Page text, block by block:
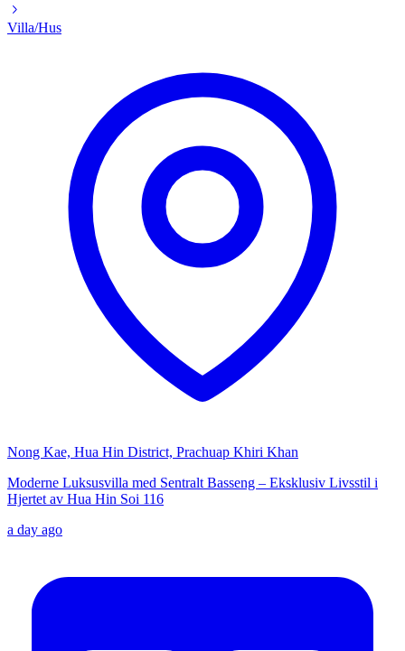
Villa/Hus
Nong Kae, Hua Hin District, Prachuap Khiri Khan
Moderne Luksusvilla med Sentralt Basseng – Eksklusiv Livsstil i
Hjertet av Hua Hin Soi 116
a day ago